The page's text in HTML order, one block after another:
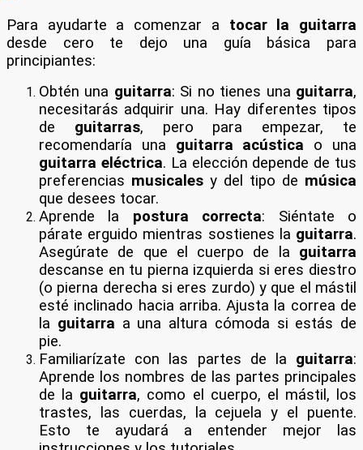
Para ayudarte a comenzar a tocar la guitarra
desde cero te dejo una guía básica para
principiantes:
Obtén una guitarra: Si no tienes una guitarra,
necesitarás adquirir una. Hay diferentes tipos
de guitarras, pero para empezar, te
recomendaría una guitarra acústica o una
guitarra eléctrica. La elección depende de tus
preferencias musicales y del tipo de música
que desees tocar.
Aprende la postura correcta: Siéntate o
párate erguido mientras sostienes la guitarra.
Asegúrate de que el cuerpo de la guitarra
descanse en tu pierna izquierda si eres diestro
(o pierna derecha si eres zurdo) y que el mástil
esté inclinado hacia arriba. Ajusta la correa de
la guitarra a una altura cómoda si estás de
pie.
Familiarízate con las partes de la guitarra:
Aprende los nombres de las partes principales
de la guitarra, como el cuerpo, el mástil, los
trastes, las cuerdas, la cejuela y el puente.
Esto te ayudará a entender mejor las